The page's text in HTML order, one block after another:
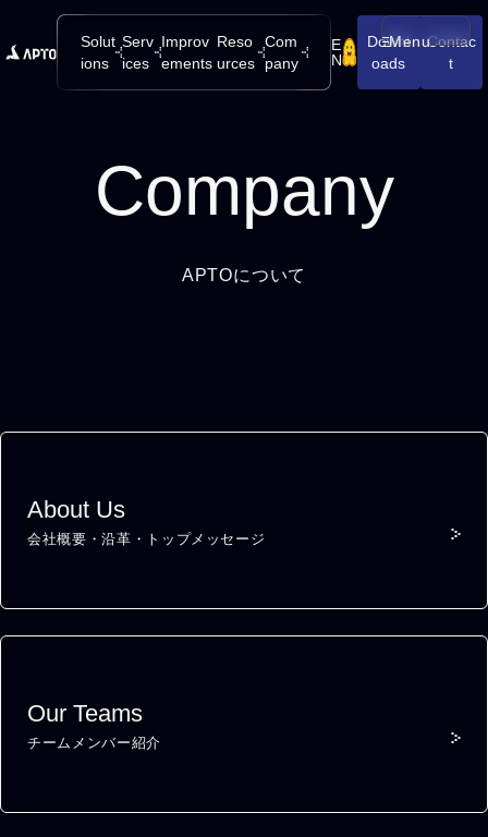
メニューを
Menu
Solut
ions
Serv
ices
Improv
ements
Reso
urces
Com
pany
E
N
Downl
oads
Contac
t
Company
APTOについて
About Us
会社概要・沿革・トップメッセージ
Our Teams
チームメンバー紹介